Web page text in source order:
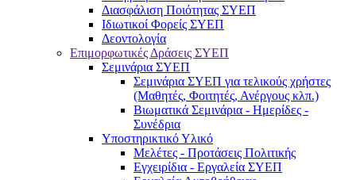
Διασφάλιση Ποιότητας ΣΥΕΠ
Ιδιωτικοί Φορείς ΣΥΕΠ
Δεοντολογία
Επιμορφωτικές Δράσεις ΣΥΕΠ
Σεμινάρια ΣΥΕΠ
Σεμινάρια ΣΥΕΠ για τελικούς χρήστες
(Μαθητές, Φοιτητές, Ανέργους κλπ.)
Βιωματικά Σεμινάρια - Ημερίδες -
Συνέδρια
Υποστηρικτικό Υλικό
Μελέτες - Προτάσεις Πολιτικής
Εγχειρίδια - Εργαλεία ΣΥΕΠ